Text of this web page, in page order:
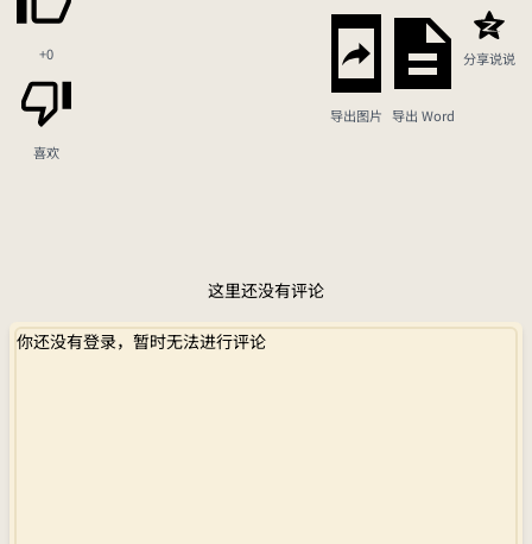
+0
喜欢
导出图片 导出 Word
分享说说
这里还没有评论
你还没有登录，暂时无法进行评论